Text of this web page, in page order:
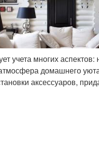
учета многих
домашнего
аксессуаров,